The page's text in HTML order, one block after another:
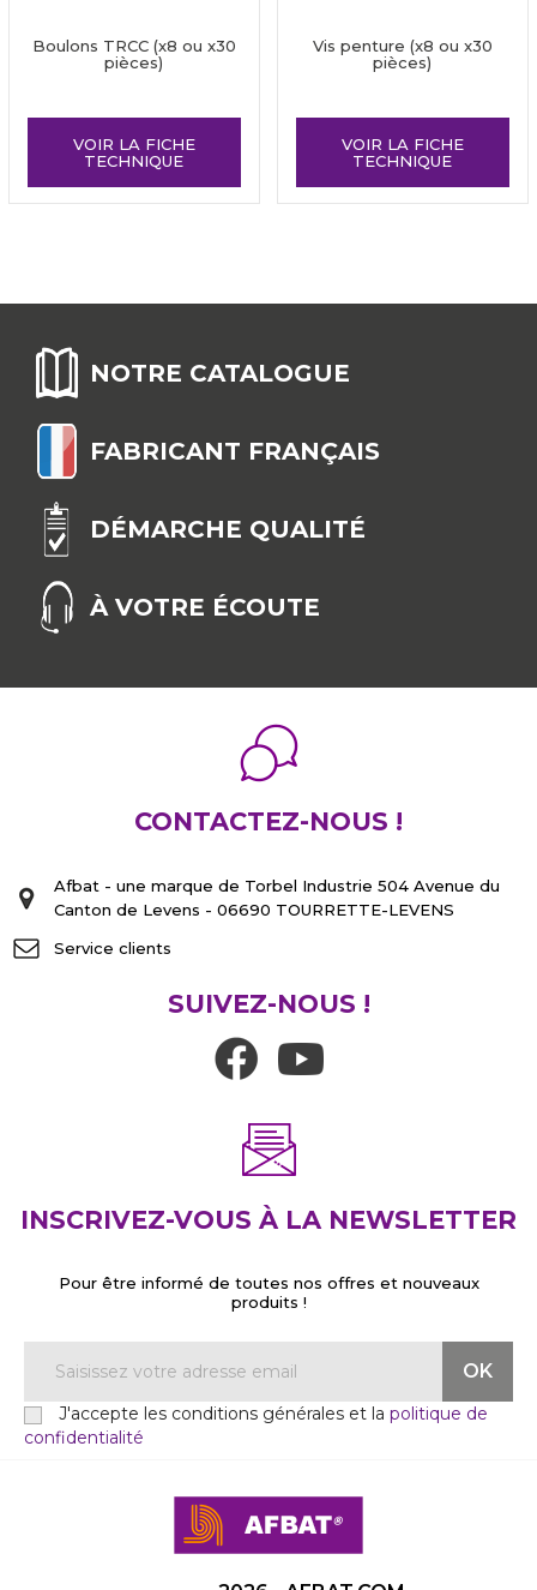
Boulons TRCC (x8 ou x30
pièces)
VOIR LA FICHE
TECHNIQUE
Vis penture (x8 ou x30
pièces)
VOIR LA FICHE
TECHNIQUE
NOTRE CATALOGUE
FABRICANT FRANÇAIS
DÉMARCHE QUALITÉ
À VOTRE ÉCOUTE
CONTACTEZ-NOUS !
Afbat - une marque de Torbel Industrie 504 Avenue du
Canton de Levens - 06690 TOURRETTE-LEVENS
Service clients
SUIVEZ-NOUS !
INSCRIVEZ-VOUS À LA NEWSLETTER
Pour être informé de toutes nos offres et nouveaux
produits !
J'accepte les conditions générales et la politique de
confidentialité